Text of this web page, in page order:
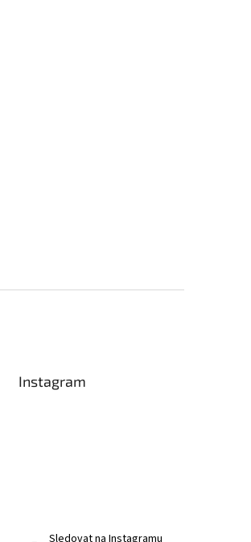
Instagram
Sledovat na Instagramu